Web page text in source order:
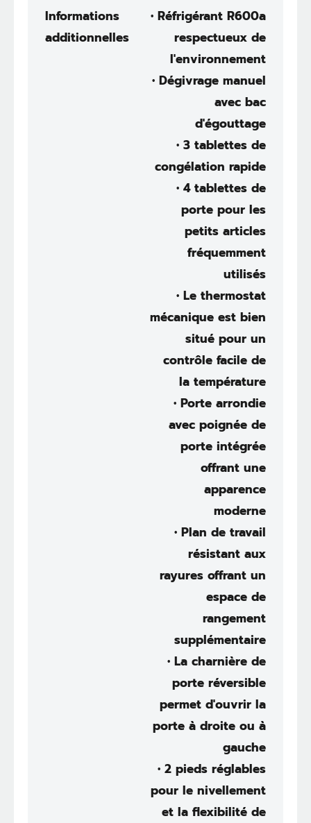
Informations
additionnelles
• Réfrigérant R600a
respectueux de
l'environnement
• Dégivrage manuel
avec bac
d'égouttage
• 3 tablettes de
congélation rapide
• 4 tablettes de
porte pour les
petits articles
fréquemment
utilisés
• Le thermostat
mécanique est bien
situé pour un
contrôle facile de
la température
• Porte arrondie
avec poignée de
porte intégrée
offrant une
apparence
moderne
• Plan de travail
résistant aux
rayures offrant un
espace de
rangement
supplémentaire
• La charnière de
porte réversible
permet d'ouvrir la
porte à droite ou à
gauche
• 2 pieds réglables
pour le nivellement
et la flexibilité de